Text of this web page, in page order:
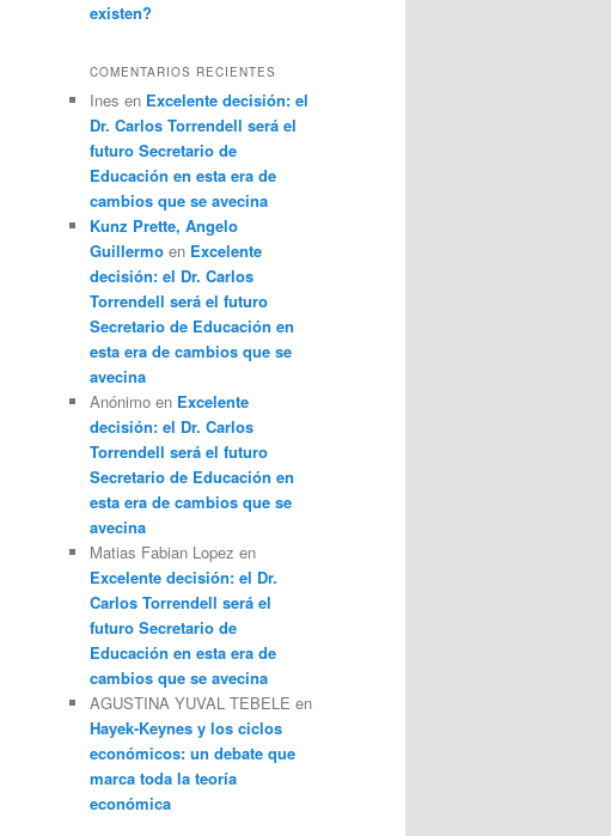
existen?
COMENTARIOS RECIENTES
Ines en Excelente decisión: el
Dr. Carlos Torrendell será el
futuro Secretario de
Educación en esta era de
cambios que se avecina
Kunz Prette, Angelo
Guillermo en Excelente
decisión: el Dr. Carlos
Torrendell será el futuro
Secretario de Educación en
esta era de cambios que se
avecina
Anónimo en Excelente
decisión: el Dr. Carlos
Torrendell será el futuro
Secretario de Educación en
esta era de cambios que se
avecina
Matias Fabian Lopez en
Excelente decisión: el Dr.
Carlos Torrendell será el
futuro Secretario de
Educación en esta era de
cambios que se avecina
AGUSTINA YUVAL TEBELE en
Hayek-Keynes y los ciclos
económicos: un debate que
marca toda la teoría
económica